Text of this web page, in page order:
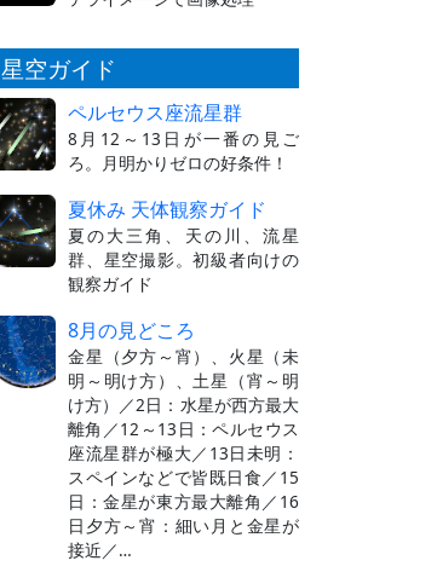
星空ガイド
ペルセウス座流星群
8月12～13日が一番の見ご
ろ。月明かりゼロの好条件！
夏休み 天体観察ガイド
夏の大三角、天の川、流星
群、星空撮影。初級者向けの
観察ガイド
8月の見どころ
金星（夕方～宵）、火星（未
明～明け方）、土星（宵～明
け方）／2日：水星が西方最大
離角／12～13日：ペルセウス
座流星群が極大／13日未明：
スペインなどで皆既日食／15
日：金星が東方最大離角／16
日夕方～宵：細い月と金星が
接近／…